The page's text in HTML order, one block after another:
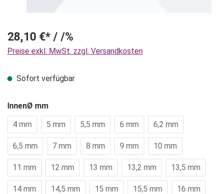
28,10 €* / /%
Preise exkl. MwSt. zzgl. Versandkosten
Sofort verfügbar
InnenØ mm
4 mm
5 mm 5,5 mm 6 mm 6,2 mm
6,5 mm 7 mm 8 mm 9 mm 10 mm
11 mm 12 mm 13 mm 13,2 mm 13,5 mm
14 mm 14,5 mm 15 mm 15,5 mm 16 mm